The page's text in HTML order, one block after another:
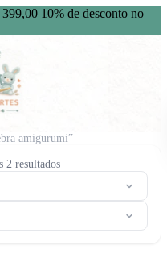
399,00 10% de desconto no
amigurumi”
2 resultadosClassificado
recente